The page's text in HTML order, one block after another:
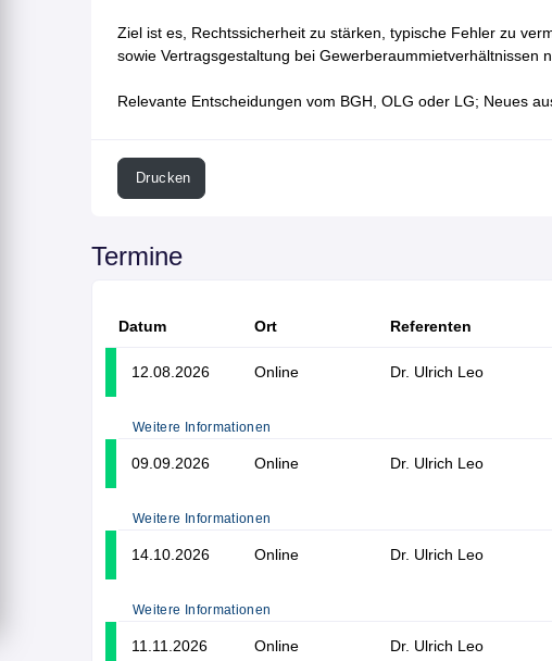
Ziel ist es, Rechtssicherheit zu stärken, typische Fehler zu
sowie Vertragsgestaltung bei Gewerberaummietverhältnissen
Relevante Entscheidungen vom BGH, OLG oder LG; Neues
Drucken
Termine
Datum Ort Referenten
12.08.2026 Online Dr. Ulrich Leo
Weitere Informationen
09.09.2026 Online Dr. Ulrich Leo
Weitere Informationen
14.10.2026 Online Dr. Ulrich Leo
Weitere Informationen
11.11.2026 Online Dr. Ulrich Leo